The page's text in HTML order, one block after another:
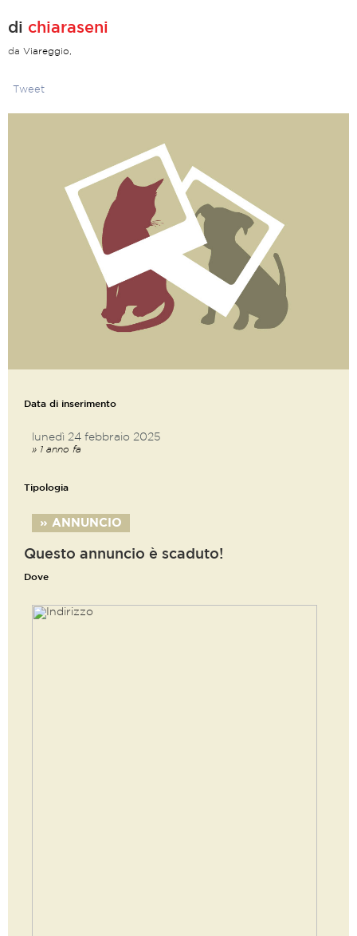
di chiaraseni
da Viareggio,
Tweet
Data di inserimento
lunedì 24 febbraio 2025
» 1 anno fa
Tipologia
» ANNUNCIO
Questo annuncio è scaduto!
Dove